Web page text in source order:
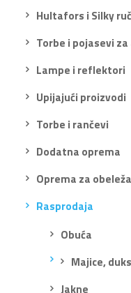
Hultafors i Silky
Torbe i pojasevi
Lampe i reflektori
Upijajući proizvodi
Torbe i rančevi
Dodatna oprema
Oprema za
Rasprodaja
Obuća
Majice,
Jakne